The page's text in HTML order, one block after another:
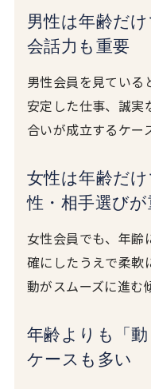
男性は年齢だ
会話力も重要
男性会員を見ている
安定した仕事、誠実
合いが成立するケー
女性は年齢だ
性・相手選びが
女性会員でも、年齢
確にしたうえで柔軟
動がスムーズに進む
年齢よりも「
ケースも多い